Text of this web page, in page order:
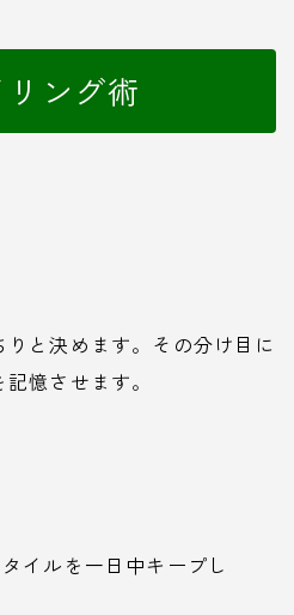
ング術
と決めます。その分け目に
憶させます。
イルを一日中キープし